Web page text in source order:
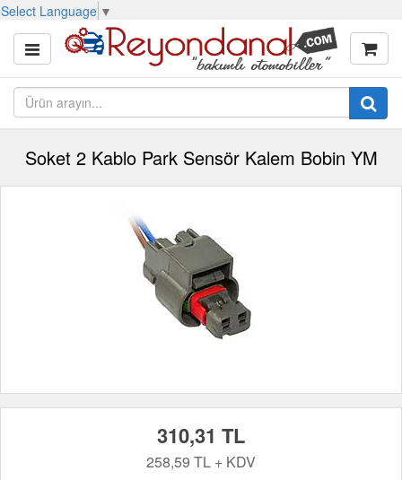
Select Language ▼
Soket 2 Kablo Park Sensör Kalem Bobin YM
310,31 TL
258,59 TL + KDV